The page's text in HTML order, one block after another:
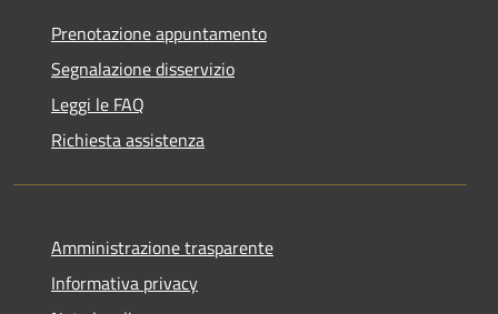
Prenotazione appuntamento
Segnalazione disservizio
Leggi le FAQ
Richiesta assistenza
Amministrazione trasparente
Informativa privacy